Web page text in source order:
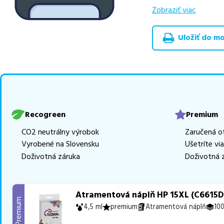
v rôznych triedach
Celá táto
produktu nás
produkty, aby boli
môžete sa na nás
Zobraziť viac
Uložiť do
Recogreen
CO2 neutrálny výrobok
Vyrobené na Slovensku
Doživotná záruka
Premium
Zaručená
Ušetríte
Doživotná
Premium
Atramentová náplň HP 15XL
4,5 ml premium Atramentová náplň